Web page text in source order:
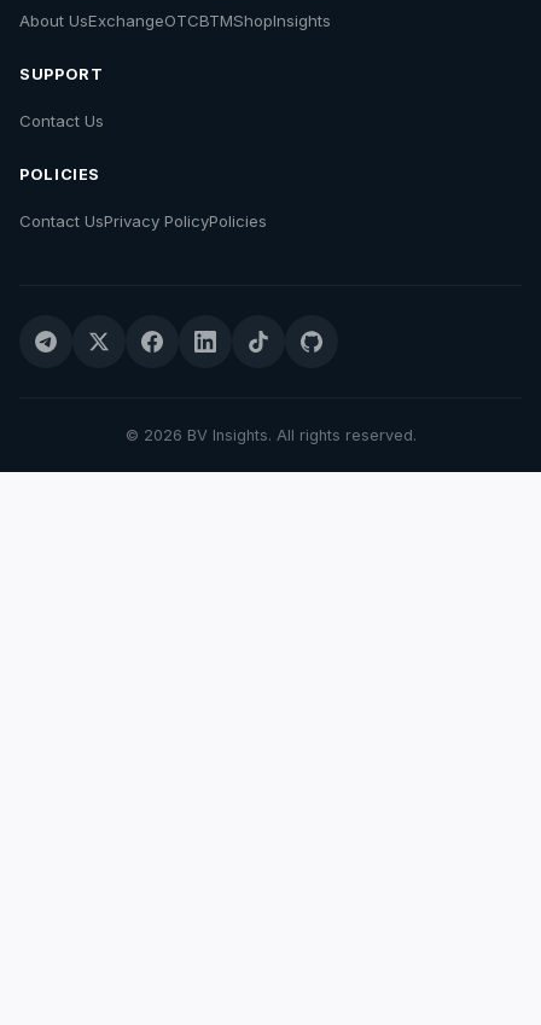
About UsExchangeOTCBTMShopInsights
SUPPORT
Contact Us
POLICIES
Contact UsPrivacy PolicyPolicies
© 2026 BV Insights. All rights reserved.